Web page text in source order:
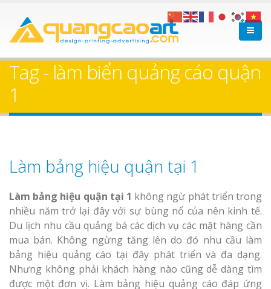
Tag - làm biển quảng cáo quận
1
Làm bảng hiệu quận tại 1
Làm bảng hiệu quận tại 1 không ngừ phát triển trong
nhiều năm trở lại đây với sự bùng nổ của nên kinh tế.
Du lịch nhu cầu quảng bá các dịch vụ các mặt hàng cần
mua bán. Không ngừng tăng lên do đó nhu cầu làm
bảng hiệu quảng cáo tại đây phát triển và đa dạng.
Nhưng không phải khách hàng nào cũng dễ dàng tìm
được một đơn vị. Làm bảng hiệu quảng cáo đáp ứng